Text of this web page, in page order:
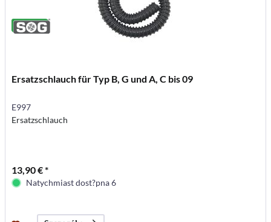
Ersatzschlauch für Typ B, G und A, C bis 09
E997
Ersatzschlauch
13,90 € *
Natychmiast dost?pna 6